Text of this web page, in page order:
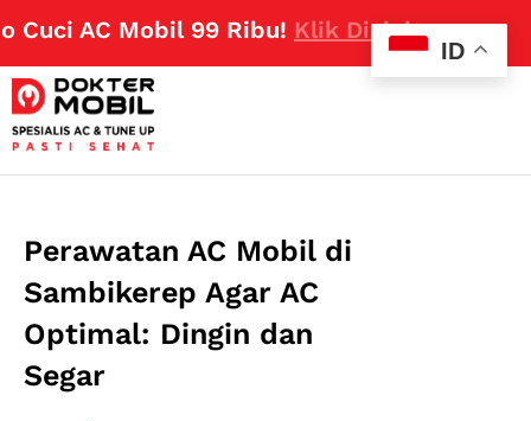
AC Mobil 99 Ribu!Klik Disini
Perawatan AC Mobil di
Sambikerep Agar AC
Optimal: Dingin dan
Segar
ID